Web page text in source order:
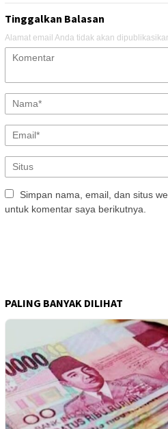
Tinggalkan Balasan
Alamat email Anda tidak akan
Simpan nama, email, dan situs
untuk komentar saya berikutnya.
PALING BANYAK DILIHAT